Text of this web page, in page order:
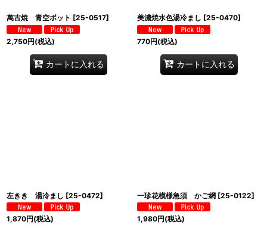
萬古焼 青空ポット [25-0517]
2,750円(税込)
カートに入れる
美濃焼水色湯冷まし [25-0470]
770円(税込)
カートに入れる
左きき 湯冷まし [25-0472]
1,870円(税込)
一珍花模様急須 かご網 [25-0122]
1,980円(税込)